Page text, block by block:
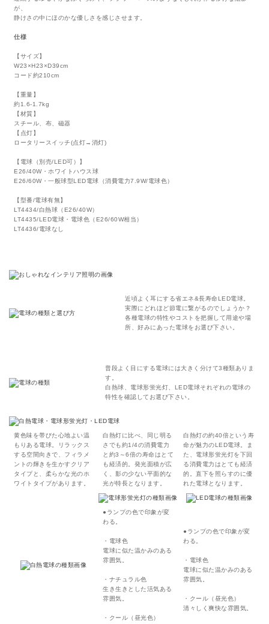
が、
静けさの中にほのかな優しさを感じさせます。
仕様
【サイズ】
W23×H23×D39cm
コード約210cm
【重量】
約1.6-1.7kg
【材質】
スチール、布、磁器
【点灯】
ロータリースイッチ(点灯→消灯)
【電球（別売/LED可）】
E26/40W・ホワイトハウス球
E26/60W・一般球型LED電球（消費電力7.9W/電球色）
【型番/電球有無】
LT4434/白熱球（E26/40W）
LT4435/LED電球・電球色（E26/60W相当）
LT4436/電球なし
近頃よく耳にする省エネ&長寿命LED電球。
実際にどれほど節電に繋がるのでしょうか？
各種電球の特性やコストを把握して用途や場
所、好みにあった電球をお選び下さい。
普段よく目にする電球には大きく分けて3種類ありま
す。
白熱球、電球形蛍光灯、LED電球それぞれの電球の
特性を確認してお選び下さい。
黄色味を帯びた心地よい温
もりある電球。リラックス
する空間向きで、フィラメ
ントの輝きを生かすクリア
タイプと、柔らかな光のホ
ワイトタイプがあります。
白熱灯に比べ、同じ明る
さでも約1/4の消費電力
と約3～6倍の寿命はとて
も経済的。発光面積が広
く、影の少ない平面的な
光が特長となります。
白熱灯の約40倍という寿
命が魅力のLED電球。ま
た、電球形蛍光灯を下回
る消費電力はとても経済
的。直下を照らすのに優
れた電球となります。
●ランプの色で印象が変
わる。
・電球色
電球に似た温かみのある
雰囲気。
・ナチュラル色
生き生きとした活気ある
雰囲気。
・クール（昼光色）
●ランプの色で印象が変
わる。
・電球色
電球に似た温かみのある
雰囲気。
・クール（昼光色）
清々しく爽快な雰囲気。